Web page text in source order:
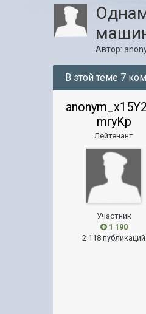
Автор:
В этой теме 7
mryKp
Лейтенант
Участник
1 190
2 118 публикаций